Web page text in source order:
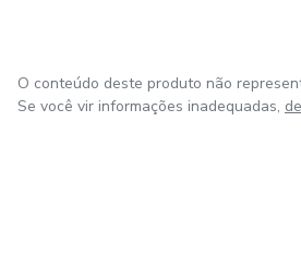
O conteúdo deste produto não
Se você vir informações inadequadas,